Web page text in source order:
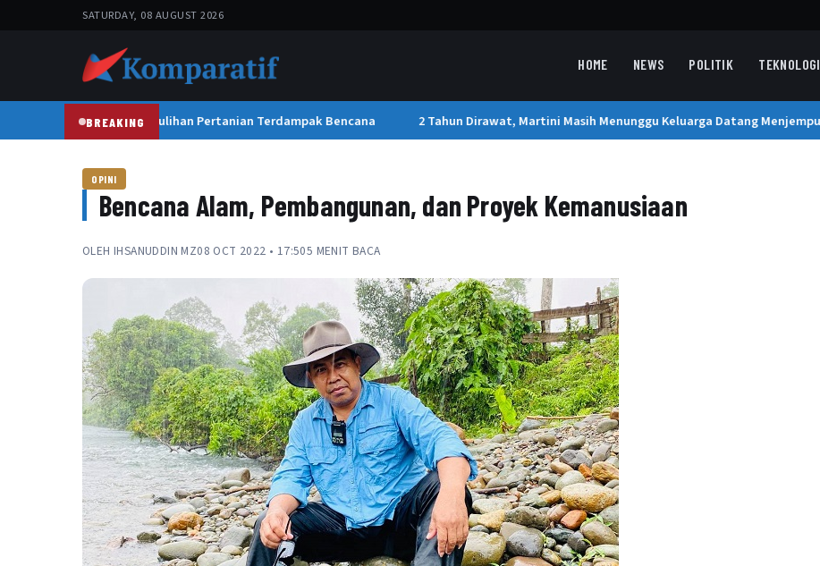
SATURDAY, 08 AUGUST 2026
HOME NEWS POLITIK TEKNOLOGI
BREAKING
Satgas PRR Kebut Pemulihan Pertanian Terdampak Bencana 2 Tahun Dirawat, Martini Masih Menunggu Keluarga Datang Menjemput
OPINI
Bencana Alam, Pembangunan, dan Proyek Kemanusiaan
OLEH IHSANUDDIN MZ08 OCT 2022 • 17:505 MENIT BACA